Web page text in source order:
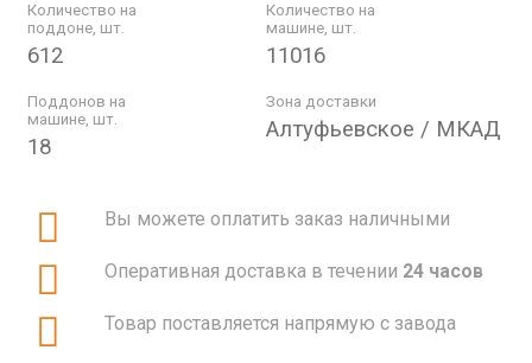
Количество на
поддоне, шт.
612
Количество на
машине, шт.
11016
Поддонов на
машине, шт.
18
Зона доставки
Алтуфьевское / МКАД
Вы можете оплатить заказ наличными
Оперативная доставка в течении 24 часов
Товар поставляется напрямую с завода